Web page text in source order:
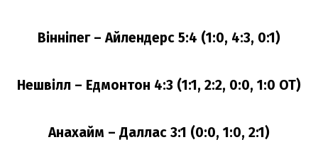
Вінніпег – Айлендерс 5:4 (1:0, 4:3, 0:1)
Нешвілл – Едмонтон 4:3 (1:1, 2:2, 0:0, 1:0 ОТ)
Анахайм – Даллас 3:1 (0:0, 1:0, 2:1)